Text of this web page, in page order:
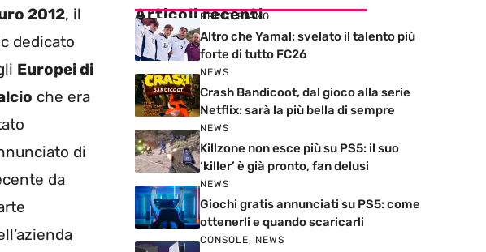
2012, il
dedicato
Europei di
che era
di
da
Articoli recenti
PRIMO PIANO
Altro che Yamal: svelato il talento più
forte di tutto FC26
NEWS
Crash Bandicoot, dal gioco alla serie
Netflix: sarà la più bella di sempre
NEWS
Killzone non esce più su PS5: il suo
‘killer’ è già pronto, fan delusi
NEWS
Giochi gratis annunciati su PS5: come
ottenerli e quando scaricarli
CONSOLE, NEWS